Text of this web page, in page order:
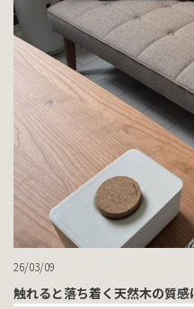
26/03/09
触れると落ち着く天然木の質